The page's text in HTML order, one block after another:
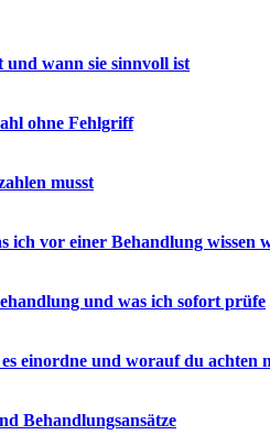
und wann sie sinnvoll ist
ohne Fehlgriff
musst
vor einer Behandlung wissen
und was ich sofort prüfe
einordne und worauf du achten
Behandlungsansätze